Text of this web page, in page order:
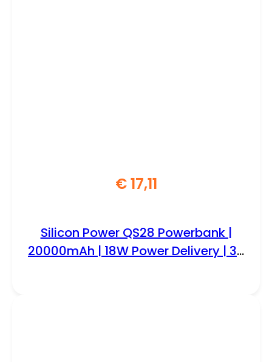
€17,11
Silicon Power QS28 Powerbank |
20000mAh | 18W Power Delivery | 3-